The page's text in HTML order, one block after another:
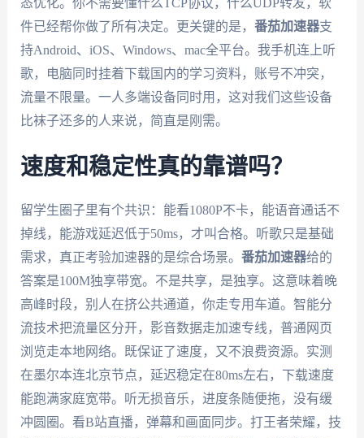
件已经帮你做了所有决定。更关键的是， 番茄加速器支
持Android、iOS、Windows、mac全平台。我手机连上听
歌，电脑同时挂着下载国内的学习资料，账号不冲突，
流量不限量。一人多端设备同时用，这对我们这些设备
比袜子还多的人来说，简直是刚需。
速度和稳定性真的靠谱吗？
留学生圈子里有个共识：能看1080P不卡，能语音通话不
掉线，能游戏延迟低于50ms，才叫合格。听歌只是基础
需求，真正考验加速器的是综合场景。 番茄加速器给的
答案是100M独享带宽。不是共享，是独享。这意味着晚
高峰时段，别人在挤公共通道，你走专用车道。智能分
流技术把流量区分开，影音数据走加速专线，普通网页
浏览走本地网络。既保证了速度，又不浪费资源。实测
在墨尔本连北京节点，延迟稳定在80ms左右，下载速度
能跑满家庭宽带。听无损音乐，进度条随便拖，没有缓
冲圆圈。看B站直播，弹幕和画面同步。打王者荣耀，技